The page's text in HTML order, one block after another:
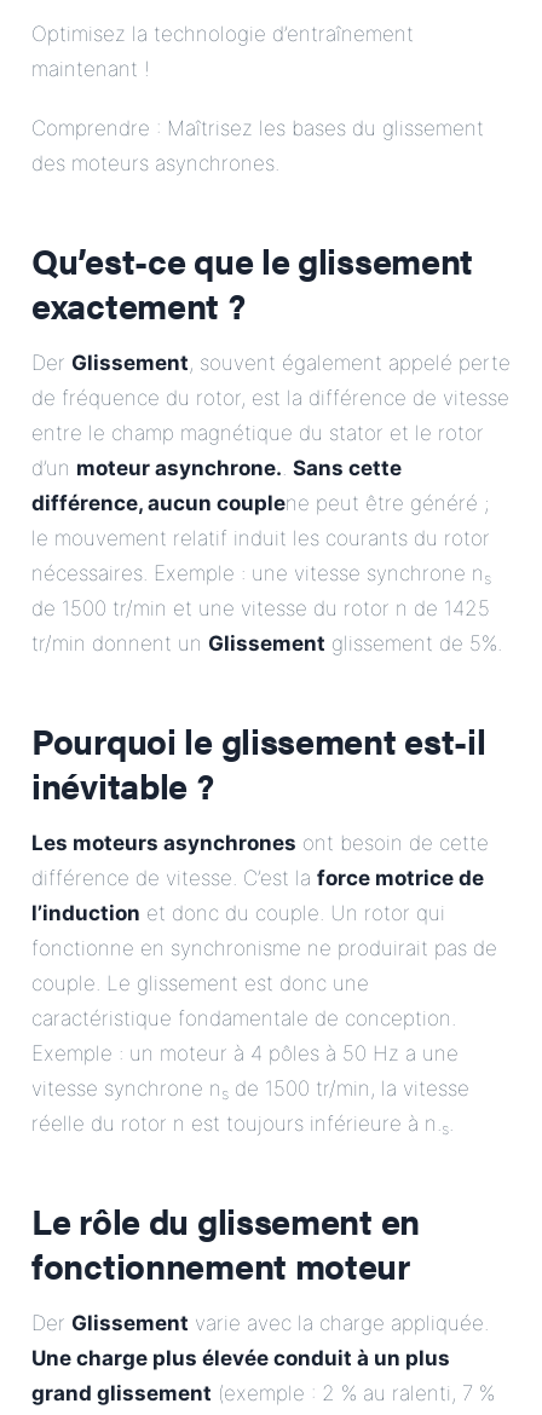
Optimisez la technologie d’entraînement
maintenant !
Comprendre : Maîtrisez les bases du glissement
des moteurs asynchrones.
Qu’est-ce que le glissement
exactement ?
Der Glissement, souvent également appelé perte
de fréquence du rotor, est la différence de vitesse
entre le champ magnétique du stator et le rotor
d’un moteur asynchrone.. Sans cette
différence, aucun couplene peut être généré ;
le mouvement relatif induit les courants du rotor
nécessaires. Exemple : une vitesse synchrone n s
de 1500 tr/min et une vitesse du rotor n de 1425
tr/min donnent un Glissement glissement de 5%.
Pourquoi le glissement est-il
inévitable ?
Les moteurs asynchrones ont besoin de cette
différence de vitesse. C’est la force motrice de
l’induction et donc du couple. Un rotor qui
fonctionne en synchronisme ne produirait pas de
couple. Le glissement est donc une
caractéristique fondamentale de conception.
Exemple : un moteur à 4 pôles à 50 Hz a une
vitesse synchrone n s de 1500 tr/min, la vitesse
réelle du rotor n est toujours inférieure à n.s.
Le rôle du glissement en
fonctionnement moteur
Der Glissement varie avec la charge appliquée.
Une charge plus élevée conduit à un plus
grand glissement (exemple : 2 % au ralenti, 7 %